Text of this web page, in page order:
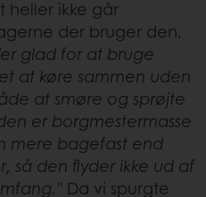
heller ikke går
der bruger den.
glad for at bruge
at køre sammen uden
at smøre og sprøjte
er borgmestermasse
mere bagefast end
så den flyder ikke ud af
Da vi spurgte